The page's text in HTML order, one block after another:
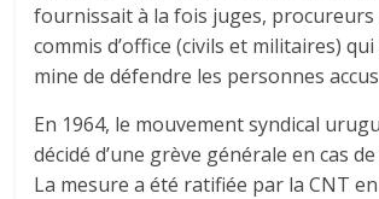
fournissait à la fois juges, procureurs
commis d’office (civils et militaires)
mine de défendre les personnes
En 1964, le mouvement syndical
décidé d’une grève générale en cas de
La mesure a été ratifiée par la CNT